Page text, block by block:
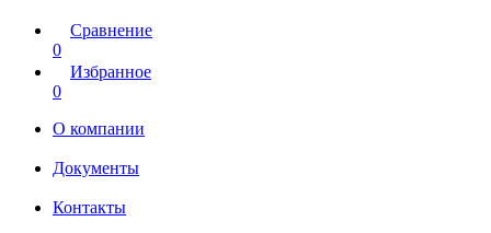
Сравнение
0
Избранное
0
О компании
Документы
Контакты